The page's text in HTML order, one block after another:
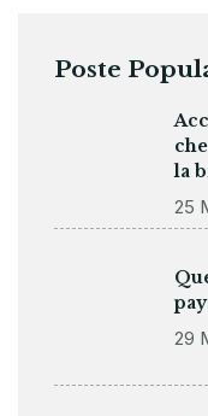
Poste
la
25
29